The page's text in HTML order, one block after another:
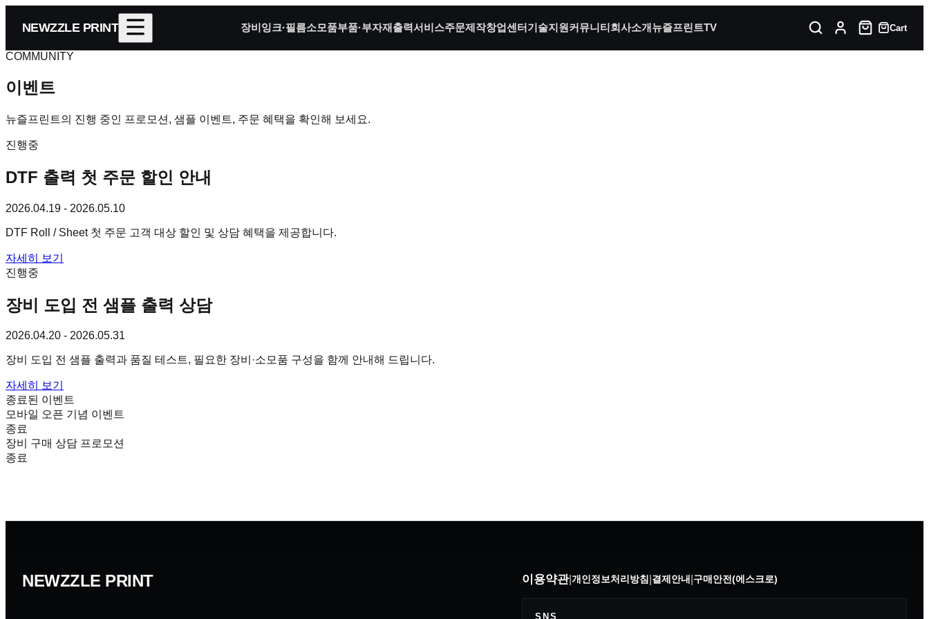
NEWZZLE PRINT 장비잉크·필름소모품부품·부자재출력서비스주문제작창업센터기술지원커뮤니티회사소개뉴즐프린트TV Cart
COMMUNITY
이벤트
뉴즐프린트의 진행 중인 프로모션, 샘플 이벤트, 주문 혜택을 확인해 보세요.
진행중
DTF 출력 첫 주문 할인 안내
2026.04.19 - 2026.05.10
DTF Roll / Sheet 첫 주문 고객 대상 할인 및 상담 혜택을 제공합니다.
자세히 보기
진행중
장비 도입 전 샘플 출력 상담
2026.04.20 - 2026.05.31
장비 도입 전 샘플 출력과 품질 테스트, 필요한 장비·소모품 구성을 함께 안내해 드립니다.
자세히 보기
종료된 이벤트
모바일 오픈 기념 이벤트
종료
장비 구매 상담 프로모션
종료
NEWZZLE PRINT 이용약관|개인정보처리방침 결제안내 구매안전(에스크로)
SNS